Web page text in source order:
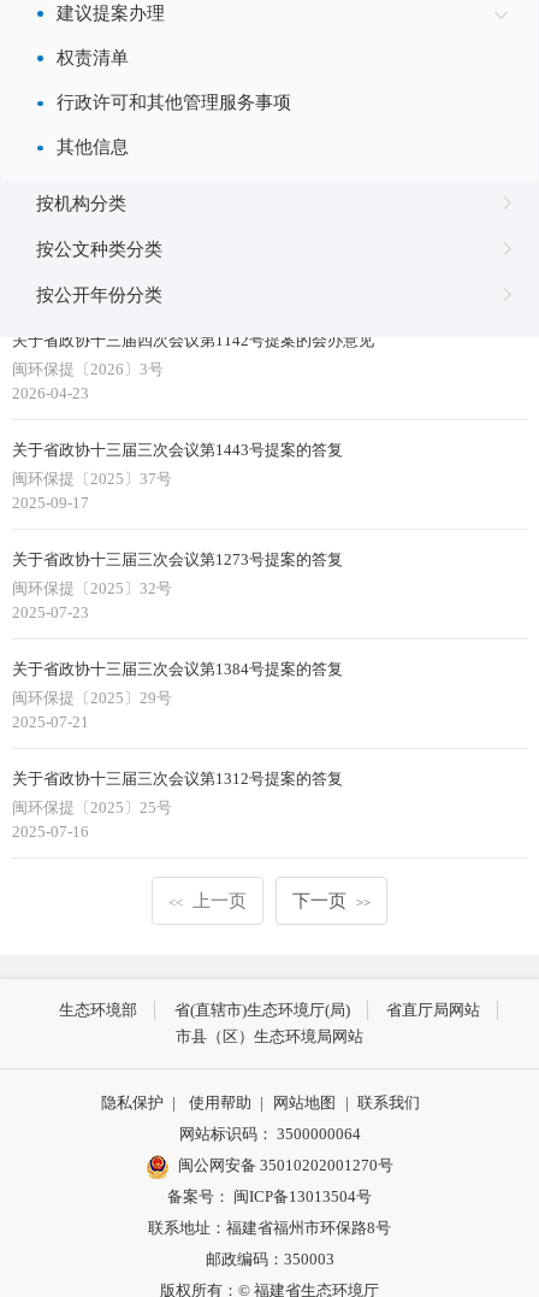
建议提案办理
权责清单
行政许可和其他管理服务事项
其他信息
按机构分类
按公文种类分类
按公开年份分类
关于省政协十三届四次会议第1477号提案的会办意见
2026-05-09
闽环保提〔2026〕12号
闽环保提〔2026〕11号
2026-05-08
关于省政协十三届四次会议第1142号提案的会办意见
闽环保提〔2026〕3号
2026-04-23
关于省政协十三届三次会议第1443号提案的答复
闽环保提〔2025〕37号
2025-09-17
关于省政协十三届三次会议第1273号提案的答复
闽环保提〔2025〕32号
2025-07-23
关于省政协十三届三次会议第1384号提案的答复
闽环保提〔2025〕29号
2025-07-21
关于省政协十三届三次会议第1312号提案的答复
闽环保提〔2025〕25号
2025-07-16
<< 上一页 下一页 >>
生态环境部 省(直辖市)生态环境厅(局)
省直厅局网站
市县（区）生态环境局网站
隐私保护 | 使用帮助 | 网站地图 | 联系我们
网站标识码： 3500000064
闽公网安备 35010202001270号
备案号： 闽ICP备13013504号
联系地址：福建省福州市环保路8号
邮政编码：350003
版权所有：© 福建省生态环境厅